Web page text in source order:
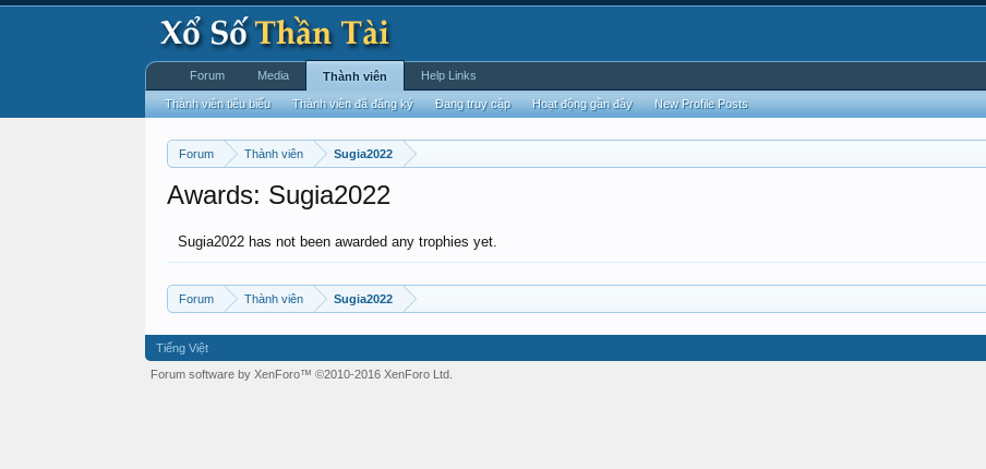
Forum Thành viên Sugia2022
Awards: Sugia2022
Sugia2022 has not been awarded any trophies yet.
Forum Thành viên Sugia2022
Forum Media Thành viên
Thành viên tiêu biểu Thành viên đã đăng ký Đang truy cập Hoạt động gần đây New Profile Posts
Help Links
Tiếng Việt
Forum software by XenForo™ ©2010-2016 XenForo Ltd.